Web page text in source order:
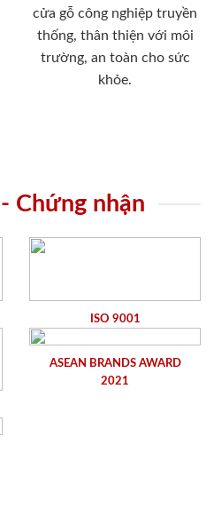
cửa gỗ công nghiệp truyền
thống, thân thiện với môi
trường, an toàn cho sức
khỏe.
Chứng nhận
ISO 9001
ASEAN BRANDS AWARD
2021